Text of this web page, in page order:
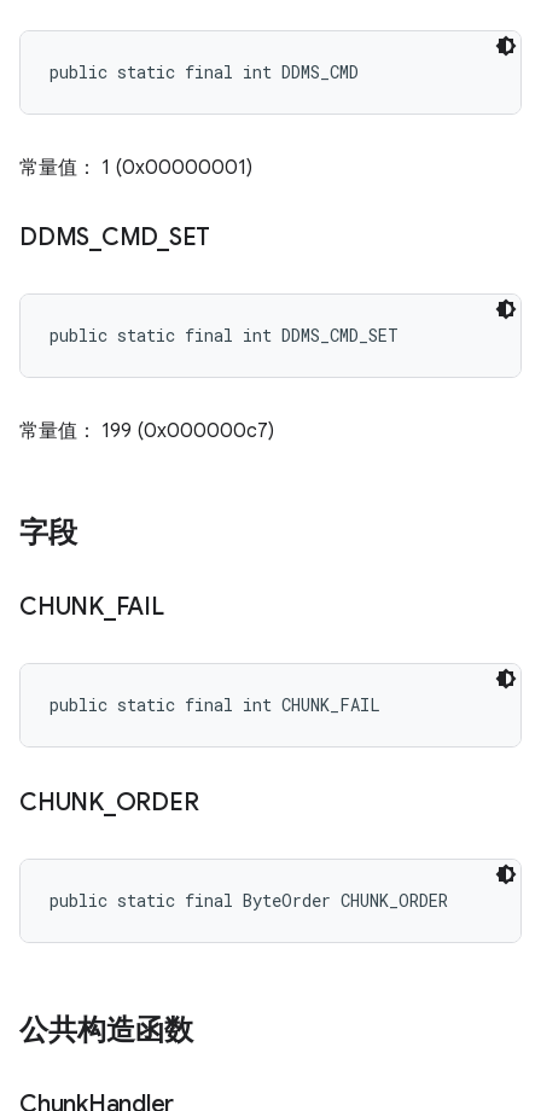
public static final int DDMS_CMD
常量值： 1 (0x00000001)
DDMS CMD SET
public static final int DDMS_CMD_SET
常量值： 199 (0x000000c7)
字段
CHUNK_ FAIL
public static final int CHUNK_FAIL
CHUNK_ ORDER
public static final ByteOrder CHUNK_ORDER
公共构造函数
ChunkHandler